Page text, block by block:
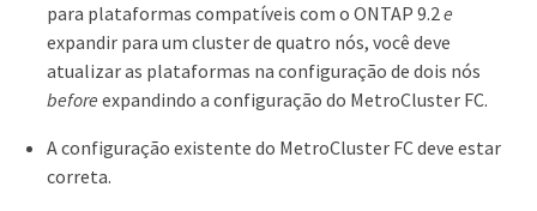
para plataformas compatíveis com o ONTAP 9.2e
expandir para um cluster de quatro nós, você deve
atualizar as plataformas na configuração de dois nós
before expandindo a configuração do MetroCluster FC.
A configuração existente do MetroCluster FC deve estar
correta.